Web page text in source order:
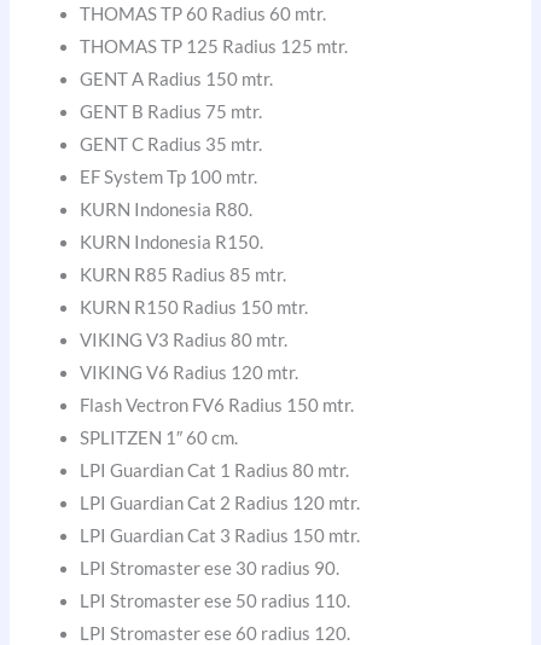
THOMAS TP 60 Radius 60 mtr.
THOMAS TP 125 Radius 125 mtr.
GENT A Radius 150 mtr.
GENT B Radius 75 mtr.
GENT C Radius 35 mtr.
EF System Tp 100 mtr.
KURN Indonesia R80.
KURN Indonesia R150.
KURN R85 Radius 85 mtr.
KURN R150 Radius 150 mtr.
VIKING V3 Radius 80 mtr.
VIKING V6 Radius 120 mtr.
Flash Vectron FV6 Radius 150 mtr.
SPLITZEN 1″ 60 cm.
LPI Guardian Cat 1 Radius 80 mtr.
LPI Guardian Cat 2 Radius 120 mtr.
LPI Guardian Cat 3 Radius 150 mtr.
LPI Stromaster ese 30 radius 90.
LPI Stromaster ese 50 radius 110.
LPI Stromaster ese 60 radius 120.